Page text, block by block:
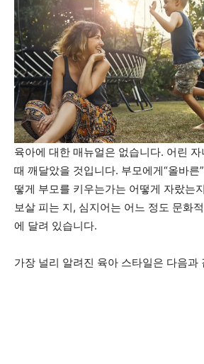
육아에 대한 매뉴얼은 없습니다. 어린
때 깨달았을 것입니다. 부모에게“올바른
떻게 부모를 키우는가는 어떻게 자랐는
보살 피는 지, 심지어는 어느 정도 문화
에 달려 있습니다.
가장 널리 알려진 육아 스타일은 다음과